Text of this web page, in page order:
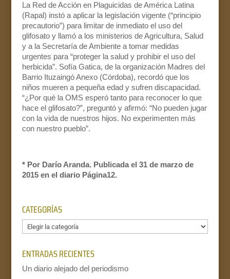
La Red de Acción en Plaguicidas de América Latina
(Rapal) instó a aplicar la legislación vigente (“principio
precautorio”) para limitar de inmediato el uso del
glifosato y llamó a los ministerios de Agricultura, Salud
y a la Secretaría de Ambiente a tomar medidas
urgentes para “proteger la salud y prohibir el uso del
herbicida”. Sofía Gatica, de la organización Madres del
Barrio Ituzaingó Anexo (Córdoba), recordó que los
niños mueren a pequeña edad y sufren discapacidad.
“¿Por qué la OMS esperó tanto para reconocer lo que
hace el glifosato?”, preguntó y afirmó: “No pueden jugar
con la vida de nuestros hijos. No experimenten más
con nuestro pueblo”.
* Por Darío Aranda. Publicada el 31 de marzo de
2015 en el diario Página12.
CATEGORÍAS
Categorías
ENTRADAS RECIENTES
Un diario alejado del periodismo